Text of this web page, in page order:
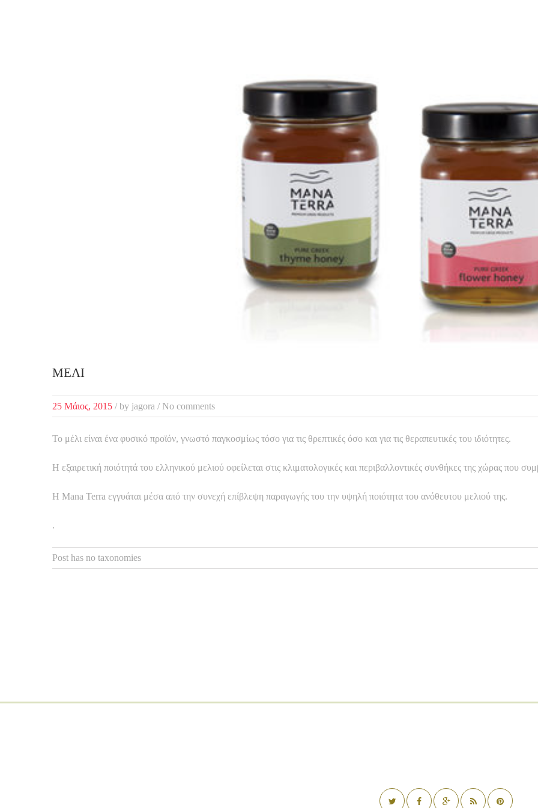
ΜΈΛΙ
25 Μάιος, 2015 /by jagora / No comments
Το μέλι είναι ένα φυσικό προϊόν, γνωστό παγκοσμίως τόσο για τις θρεπτικές όσο και για τις θεραπευτικές του ιδιότητες.
Η εξαιρετική ποιότητά του ελληνικού μελιού οφείλεται στις κλιματολογικές και περιβαλλοντικές συνθήκες της χώρας που
Η Mana Terra εγγυάται μέσα από την συνεχή επίβλεψη παραγωγής του την υψηλή ποιότητα του ανόθευτου μελιού της.
.
Post has no taxonomies